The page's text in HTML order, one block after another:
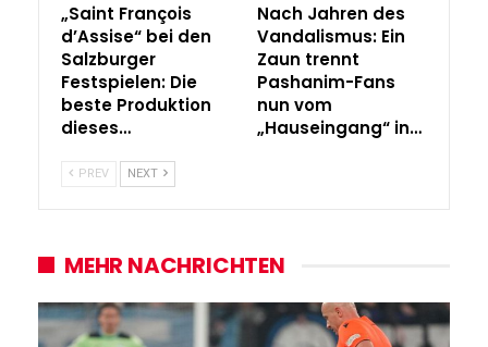
„Saint François
d’Assise“ bei den
Salzburger
Festspielen: Die
beste Produktion
dieses…
Nach Jahren des
Vandalismus: Ein
Zaun trennt
Pashanim-Fans
nun vom
„Hauseingang“ in…
PREV NEXT
MEHR NACHRICHTEN